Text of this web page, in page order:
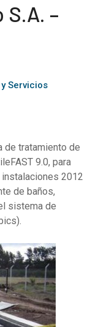
–
Servicios
de tratamiento de
9.0, para
2012
de baños,
sistema de